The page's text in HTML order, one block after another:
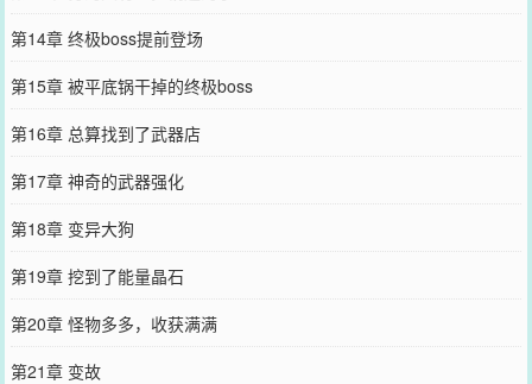
第14章 终极boss提前登场
第15章 被平底锅干掉的终极boss
第16章 总算找到了武器店
第17章 神奇的武器强化
第18章 变异大狗
第19章 挖到了能量晶石
第20章 怪物多多，收获满满
第21章 变故